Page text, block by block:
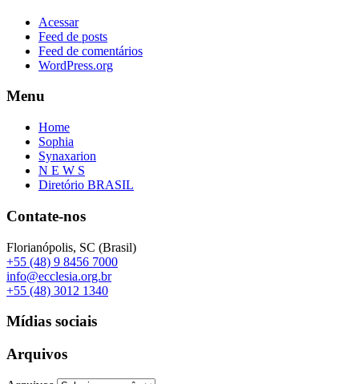
Acessar
Feed de posts
Feed de comentários
WordPress.org
Menu
Home
Sophia
Synaxarion
N E W S
Diretório BRASIL
Contate-nos
Florianópolis, SC (Brasil)
+55 (48) 9 8456 7000
info@ecclesia.org.br
+55 (48) 3012 1340
Mídias sociais
Arquivos